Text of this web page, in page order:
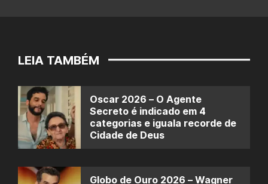
LEIA TAMBÉM
Oscar 2026 – O Agente
Secreto é indicado em 4
categorias e iguala recorde de
Cidade de Deus
Globo de Ouro 2026 – Wagner